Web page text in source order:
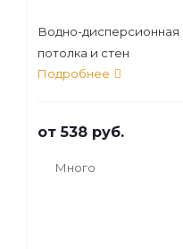
Водно-дисперсионная
потолка и стен
Подробнее
от538 руб.
Много